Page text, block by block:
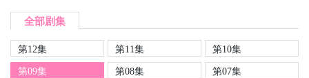
全部剧集
第12集 第11集
第10集
第09集
第08集
第07集